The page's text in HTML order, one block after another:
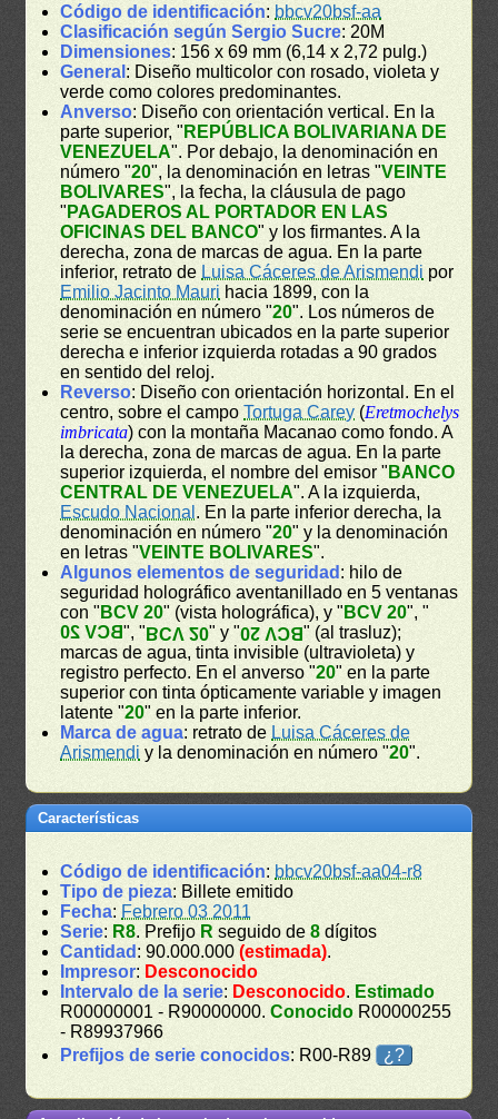
Código de identificación: bbcv20bsf-aa
Clasificación según Sergio Sucre: 20M
Dimensiones: 156 x 69 mm (6,14 x 2,72 pulg.)
General : Diseño multicolor con rosado, violeta y
verde como colores predominantes.
Anverso: Diseño con orientación vertical. En la
parte superior, " REPÚBLICA BOLIVARIANA DE
VENEZUELA". Por debajo, la denominación en
número "20", la denominación en letras "VEINTE
BOLIVARES", la fecha, la cláusula de pago
" PAGADEROS AL PORTADOR EN LAS
OFICINAS DEL BANCO" y los firmantes. A la
derecha, zona de marcas de agua. En la parte
inferior, retrato de Luisa Cáceres de Arismendi por
Emilio Jacinto Mauri hacia 1899, con la
denominación en número "20". Los números de
serie se encuentran ubicados en la parte superior
derecha e inferior izquierda rotadas a 90 grados
en sentido del reloj.
Reverso: Diseño con orientación horizontal. En el
centro, sobre el campoTortuga Carey (Eretmochelys
imbricata) con la montaña Macanao como fondo. A
la derecha, zona de marcas de agua. En la parte
superior izquierda, el nombre del emisor " BANCO
CENTRAL DE VENEZUELA". A la izquierda,
Escudo Nacional . En la parte inferior derecha, la
denominación en número "20" y la denominación
en letras "VEINTE BOLIVARES".
Algunos elementos de seguridad : hilo de
seguridad holográfico aventanillado en 5 ventanas
con " BCV 20" (vista holográfica), y " BCV 20", "
BCV 20", "BCV 20" y "BCV 20" (al trasluz);
marcas de agua, tinta invisible (ultravioleta) y
registro perfecto. En el anverso "20" en la parte
superior con tinta ópticamente variable y imagen
latente "20" en la parte inferior.
Marca de agua: retrato de Luisa Cáceres de
Arismendi y la denominación en número "20".
Características
Código de identificación: bbcv20bsf-aa04-r8
Tipo de pieza: Billete emitido
Fecha: Febrero 03 2011
Serie: R8. Prefijo R seguido de8 dígitos
Cantidad : 90.000.000(estimada).
Impresor: Desconocido
Intervalo de la serie: Desconocido. Estimado
R00000001 - R90000000.Conocido R00000255
- R89937966
Prefijos de serie conocidos: R00-R89 ¿?